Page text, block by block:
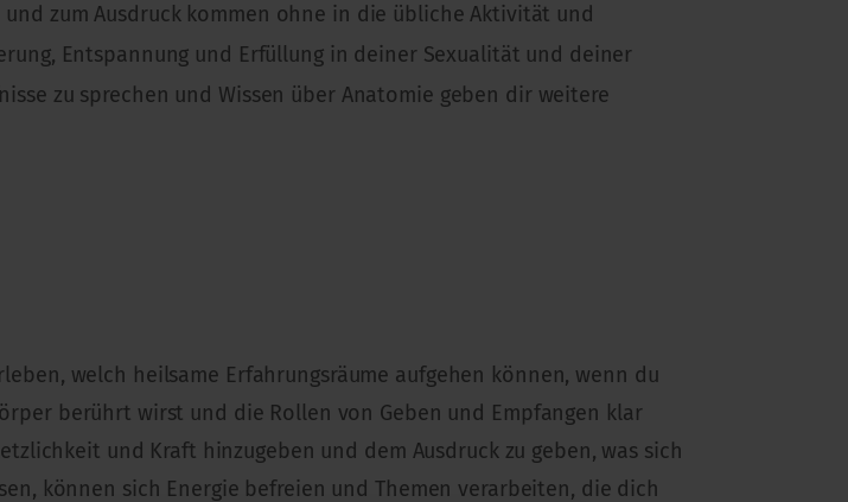
zum Ausdruck kommen ohne in die übliche Aktivität und
Entspannung und Erfüllung in deiner Sexualität und deiner
zu sprechen und Wissen über Anatomie geben dir weitere
welch heilsame Erfahrungsräume aufgehen können, wenn du
berührt wirst und die Rollen von Geben und Empfangen klar
und Kraft hinzugeben und dem Ausdruck zu geben, was sich
können sich Energie befreien und Themen verarbeiten, die dich